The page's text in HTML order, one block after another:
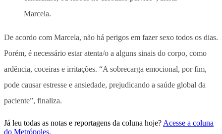
Marcela.
De acordo com Marcela, não há perigos em fazer sexo todos os dias.
Porém, é necessário estar atenta/o a alguns sinais do corpo, como
ardência, coceiras e irritações. “A sobrecarga emocional, por fim,
pode causar estresse e ansiedade, prejudicando a saúde global da
paciente”, finaliza.
Já leu todas as notas e reportagens da coluna hoje? Acesse a coluna
do Metrópoles.